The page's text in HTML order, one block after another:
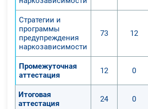
Стратегии и
программы
предупреждения
наркозависимости
73 12
Промежуточная
аттестация
12 0
Итоговая
аттестация
24 0